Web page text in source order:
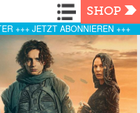
Navigation
SHOP
+++ JETZT ABONNIEREN +++